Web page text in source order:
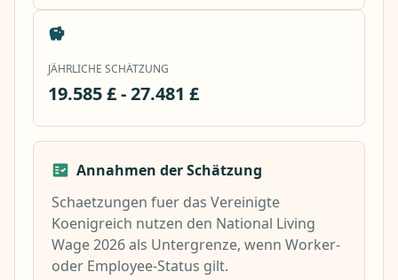
JÄHRLICHE SCHÄTZUNG
19.585 £ - 27.481 £
Annahmen der Schätzung
Schaetzungen fuer das Vereinigte
Koenigreich nutzen den National Living
Wage 2026 als Untergrenze, wenn Worker-
oder Employee-Status gilt.